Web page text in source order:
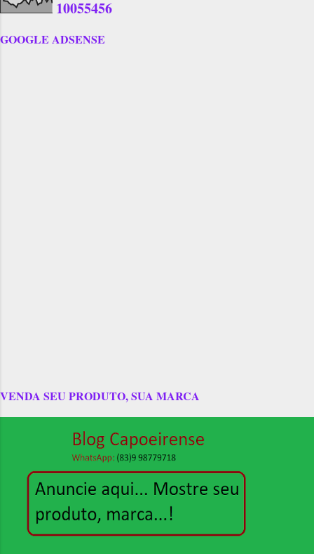
10055456
GOOGLE ADSENSE
VENDA SEU PRODUTO, SUA MARCA